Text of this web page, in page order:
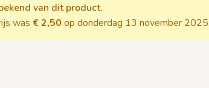
van dit product.
was € 2,50 op donderdag 13 november 2025.